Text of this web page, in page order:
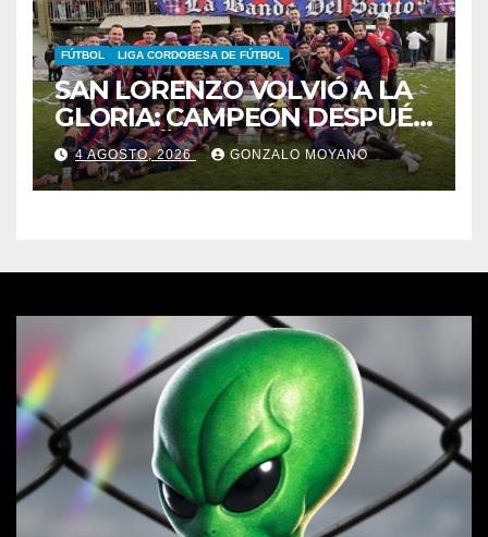
FÚTBOL LIGA CORDOBESA DE FÚTBOL
SAN LORENZO VOLVIÓ A LA
GLORIA: CAMPEÓN DESPUÉS
DE 42 AÑOS
4 AGOSTO, 2026 GONZALO MOYANO